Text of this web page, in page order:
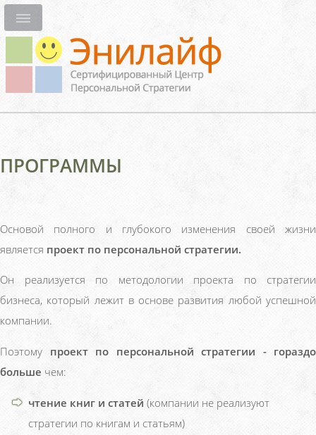
ПРОГРАММЫ
Основой полного и глубокого изменения своей жизни
является проект по персональной стратегии.
Он реализуется по методологии проекта по стратегии
бизнеса, который лежит в основе развития любой успешной
компании.
Поэтому проект по персональной стратегии - гораздо
больше чем:
чтение книг и статей (компании не реализуют
стратегии по книгам и статьям)